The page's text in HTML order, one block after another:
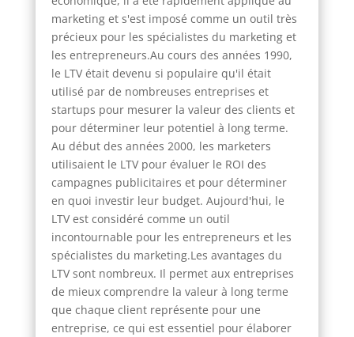
marketing et s'est imposé comme un outil très
précieux pour les spécialistes du marketing et
les entrepreneurs.Au cours des années 1990,
le LTV était devenu si populaire qu'il était
utilisé par de nombreuses entreprises et
startups pour mesurer la valeur des clients et
pour déterminer leur potentiel à long terme.
Au début des années 2000, les marketers
utilisaient le LTV pour évaluer le ROI des
campagnes publicitaires et pour déterminer
en quoi investir leur budget. Aujourd'hui, le
LTV est considéré comme un outil
incontournable pour les entrepreneurs et les
spécialistes du marketing.Les avantages du
LTV sont nombreux. Il permet aux entreprises
de mieux comprendre la valeur à long terme
que chaque client représente pour une
entreprise, ce qui est essentiel pour élaborer